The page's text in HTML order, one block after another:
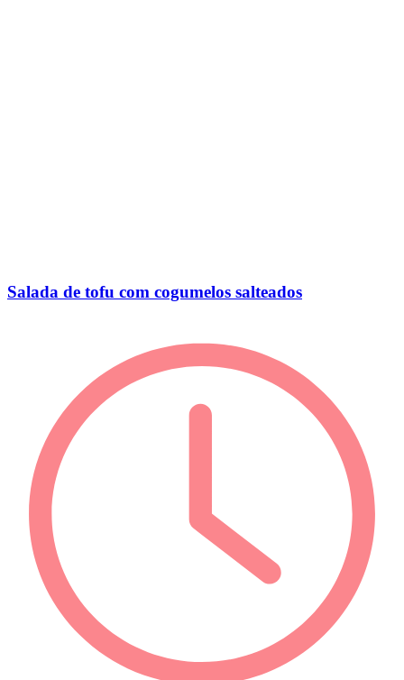
Salada de tofu com cogumelos salteados